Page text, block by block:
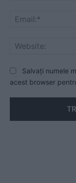
Salvați numele
acest browser